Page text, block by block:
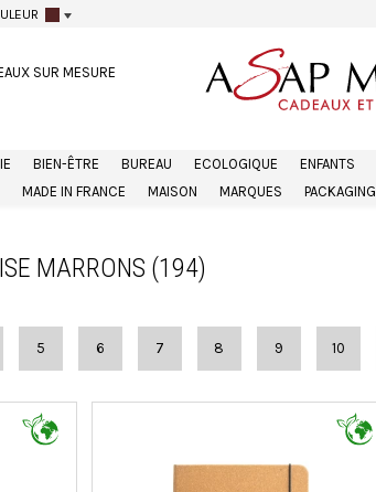
SUR MESURE
BIEN-ÊTRE BUREAU ECOLOGIQUE ENFANTS
MADE IN FRANCE MAISON MARQUES PACKAGING
MARRONS (194)
5 6 7 8 9 10